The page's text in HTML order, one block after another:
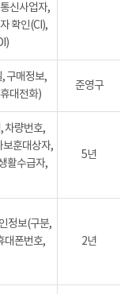
신사업자,
확인(CI),
구매정보,
대전화)
준영구
차량번호,
보훈대상자,
활수급자,
5년
정보(구분,
대폰번호,
2년